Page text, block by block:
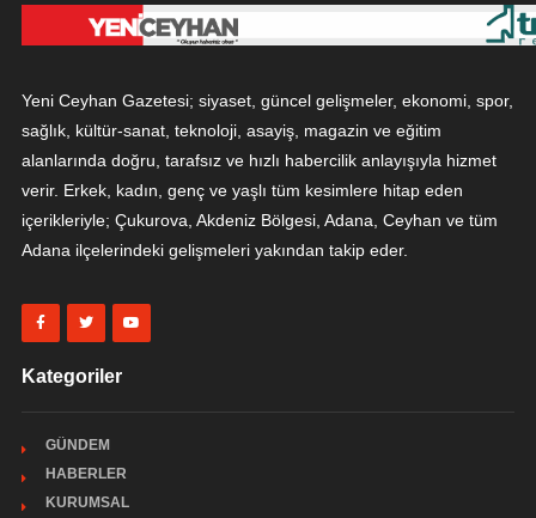
Yeni Ceyhan Gazetesi; siyaset, güncel gelişmeler, ekonomi, spor,
sağlık, kültür-sanat, teknoloji, asayiş, magazin ve eğitim
alanlarında doğru, tarafsız ve hızlı habercilik anlayışıyla hizmet
verir. Erkek, kadın, genç ve yaşlı tüm kesimlere hitap eden
içerikleriyle; Çukurova, Akdeniz Bölgesi, Adana, Ceyhan ve tüm
Adana ilçelerindeki gelişmeleri yakından takip eder.
Kategoriler
GÜNDEM
HABERLER
KURUMSAL